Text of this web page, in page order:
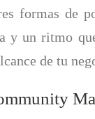
formas de
y un ritmo
de tu